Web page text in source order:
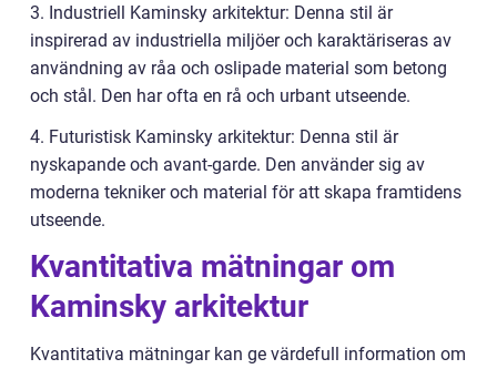
3. Industriell Kaminsky arkitektur: Denna stil är
inspirerad av industriella miljöer och karaktäriseras av
användning av råa och oslipade material som betong
och stål. Den har ofta en rå och urbant utseende.
4. Futuristisk Kaminsky arkitektur: Denna stil är
nyskapande och avant-garde. Den använder sig av
moderna tekniker och material för att skapa framtidens
utseende.
Kvantitativa mätningar om
Kaminsky arkitektur
Kvantitativa mätningar kan ge värdefull information om